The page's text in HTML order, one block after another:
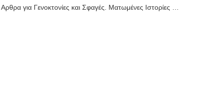
Αρθρα για Γενοκτονίες και Σφαγές. Ματωμένες Ιστορίες …